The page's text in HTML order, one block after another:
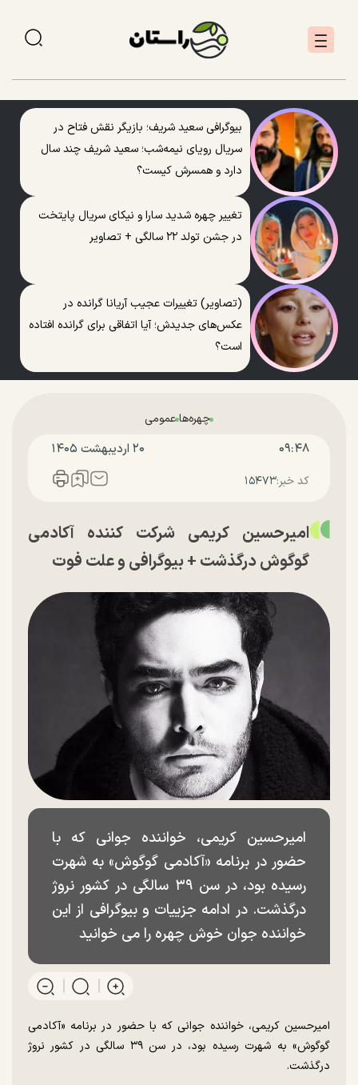
بیوگرافی سعید شریف؛ بازیگر نقش فتاح در
سریال رویای نیمه‌شب؛ سعید شریف چند سال
دارد و همسرش کیست؟
تغییر چهره شدید سارا و نیکای سریال پایتخت
در جشن تولد ۲۲ سالگی + تصاویر
(تصاویر) تغییرات عجیب آریانا گرانده در
عکس‌های جدیدش؛ آیا اتفاقی برای گرانده افتاده
است؟
چهره‌هاعمومی
۰۹:۴۸ ۲۰ ارديبهشت ۱۴۰۵
کد خبر:۱۵۴۷۳
امیرحسین کریمی شرکت کننده آکادمی
گوگوش درگذشت + بیوگرافی و علت فوت
امیرحسین کریمی، خواننده جوانی که با
حضور در برنامه «آکادمی گوگوش» به شهرت
رسیده بود، در سن ۳۹ سالگی در کشور نروژ
درگذشت. در ادامه جزییات و بیوگرافی از این
خواننده جوان خوش چهره را می خوانید
امیرحسین کریمی، خواننده جوانی که با حضور در برنامه «آکادمی
گوگوش» به شهرت رسیده بود، در سن ۳۹ سالگی در کشور نروژ
درگذشت.